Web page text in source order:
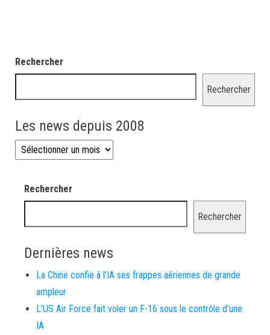
Rechercher
Rechercher
Les news depuis 2008
Les news depuis 2008
Rechercher
Rechercher
Dernières news
La Chine confie à l’IA ses frappes aériennes de grande
ampleur
L’US Air Force fait voler un F-16 sous le contrôle d’une
IA